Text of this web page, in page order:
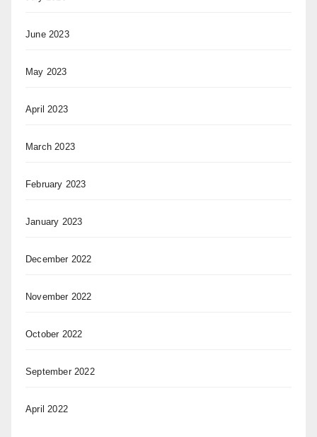
June 2023
May 2023
April 2023
March 2023
February 2023
January 2023
December 2022
November 2022
October 2022
September 2022
April 2022